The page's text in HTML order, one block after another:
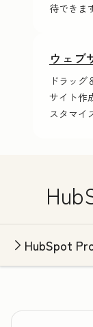
待できま
ウェブ
ドラッ
サイト作
スタマイ
HubSpot